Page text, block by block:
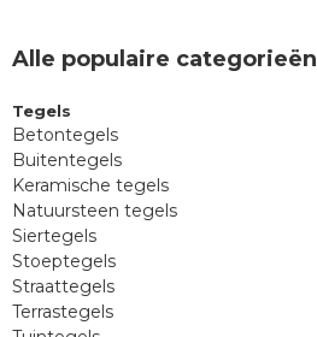
Alle populaire categorieën
Tegels
Betontegels
Buitentegels
Keramische tegels
Natuursteen tegels
Siertegels
Stoeptegels
Straattegels
Terrastegels